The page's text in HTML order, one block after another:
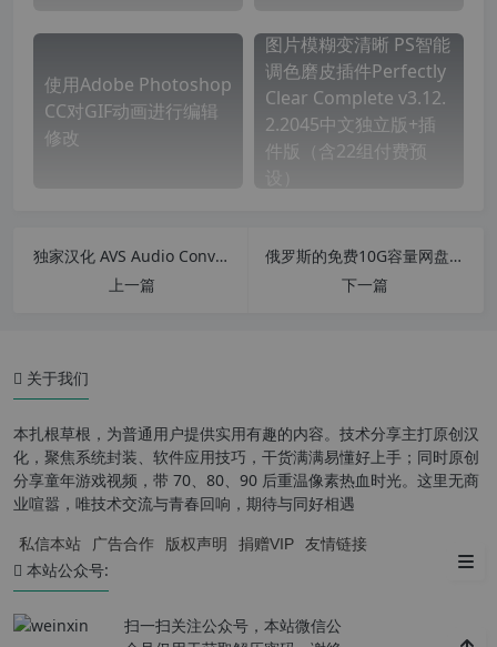
使用Adobe Photoshop
CC对GIF动画进行编辑
修改
图片模糊变清晰 PS智能
调色磨皮插件Perfectly
Clear Complete v3.12.
2.2045中文独立版+插
件版（含22组付费预
独家汉化 AVS Audio Converter v10.4.2.637 AVS音频转换器 转换音频格式
上一篇
俄罗斯的免费10G容量网盘Yandex Disk附客户端YandexDisk v3.2简繁中文汉化版
下一篇
FlexSim2023 主要功能
FlexSim2023 安装教程
关于我们
本扎根草根，为普通用户提供实用有趣的内容。技术分享主打原创汉
化，聚焦系统封装、软件应用技巧，干货满满易懂好上手；同时原创
分享童年游戏视频，带 70、80、90 后重温像素热血时光。这里无商
业喧嚣，唯技术交流与青春回响，期待与同好相遇
私信本站 广告合作 版权声明 捐赠VIP 友情链接
本站公众号:
扫一扫关注公众号，本站微信公